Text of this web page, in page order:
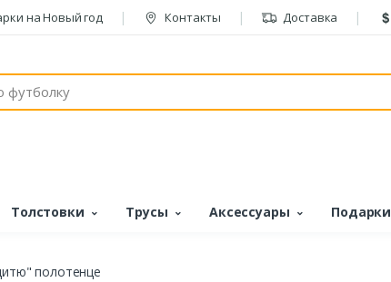
на Новый год Контакты Доставка
Толстовки Трусы Аксессуары Подарки
полотенце